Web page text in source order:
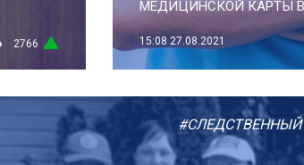
2766
МЕДИЦИНСКОЙ КАРТЫ
15:08 27.08.2021